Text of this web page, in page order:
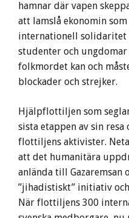
hamnar där vapen
att lamslå ekonomin
internationell solidaritet
studenter och
folkmordet kan och
blockader och strejker.
Hjälpflottiljen som
sista etappen av sin
flottiljens aktivister.
att det humanitära
anlända till Gazaremsan
”jihadistiskt” initiativ och
När flottiljens 300